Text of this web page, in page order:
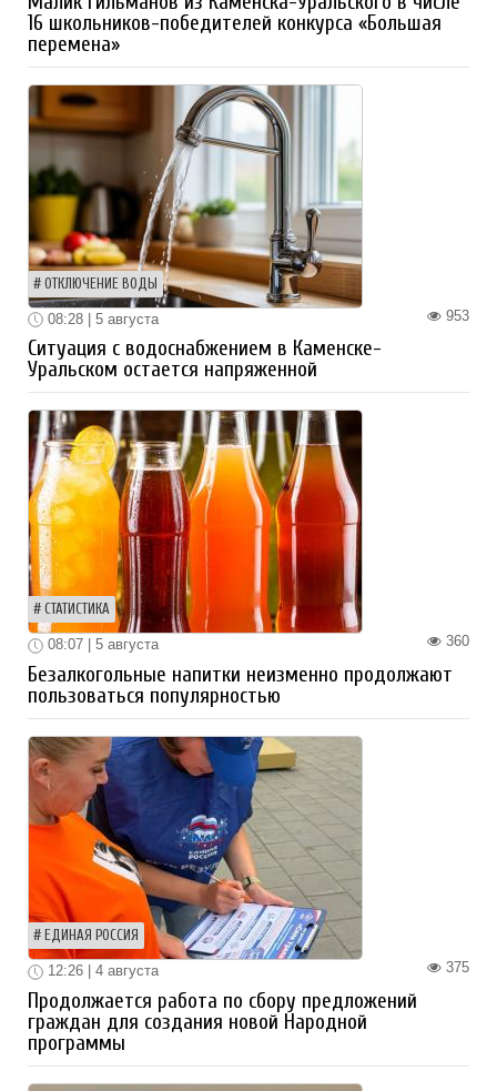
16 школьников-победителей конкурса «Большая
перемена»
ОТКЛЮЧЕНИЕ ВОДЫ
953
08:28 | 5 августа
Ситуация с водоснабжением в Каменске-
Уральском остается напряженной
СТАТИСТИКА
360
08:07 | 5 августа
Безалкогольные напитки неизменно продолжают
пользоваться популярностью
ЕДИНАЯ РОССИЯ
375
12:26 | 4 августа
Продолжается работа по сбору предложений
граждан для создания новой Народной
программы